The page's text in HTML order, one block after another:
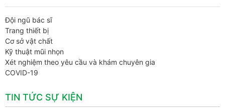
Đội ngũ bác sĩ
Trang thiết bị
Cơ sở vật chất
Kỹ thuật mũi nhọn
Xét nghiệm theo yêu cầu và khám chuyên gia
COVID-19
TIN TỨC SỰ KIỆN